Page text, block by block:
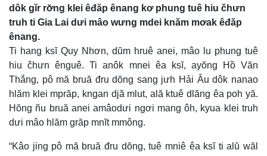
dôk gĭr rơ̆ng klei êđăp ênang kơ phung tuê hiu čhưn
truh ti Gia Lai dưi mâo wưng mdei knăm mơak êđăp
ênang.
Ti hang ksĭ Quy Nhơn, dŭm hruê anei, mâo lu phung tuê
hiu čhưn ênguê. Ti anôk mnei êa ksĭ, ayŏng Hồ Văn
Thắng, pô mă bruă đru dŏng sang jưh Hải Âu dôk nanao
hlăm klei mprăp, kngan djă mlut, ală ktuê dlăng êa poh yă.
Hŏng ñu bruă anei amâodưi ngơi mang ôh, kyua klei truh
dưi mâo hlăm grăp mnĭt mmông.
“Kâo jing pô mă bruă đru dŏng, tuê mniê êa ksĭ ti alŭ wăl